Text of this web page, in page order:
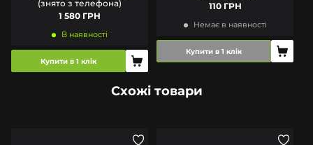
(знято з телефона)
1 580 ГРН
В наявності
Купити в 1 клік
110 ГРН
Немає в наявності
Купити в 1 клік
Схожі товари